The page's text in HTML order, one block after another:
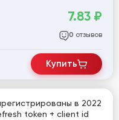
7.83 ₽
0 отзывов
Купить
в 2022
token + client id